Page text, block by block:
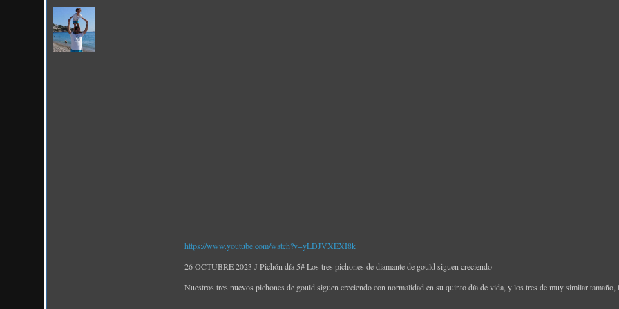
https://www.youtube.com/watch?v=yLDJVXEXI8k
26 OCTUBRE 2023 J Pichón día 5# Los tres pichones de diamante de gould siguen creciendo
Nuestros tres nuevos pichones de gould siguen creciendo con normalidad en su quinto día de vida, y los tres de muy similar tamaño,